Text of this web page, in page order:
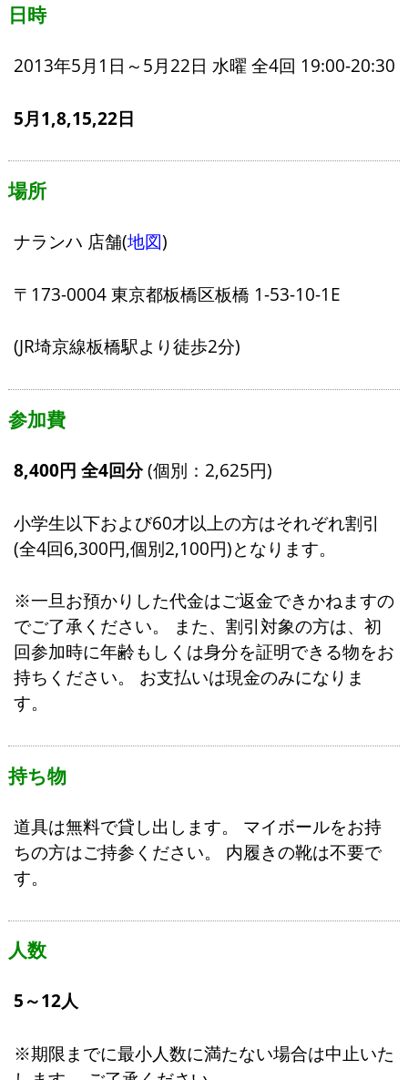
日時
2013年5月1日～5月22日 水曜 全4回 19:00-20:30
5月1,8,15,22日
場所
ナランハ 店舗(地図)
〒173-0004 東京都板橋区板橋 1-53-10-1E
(JR埼京線板橋駅より徒歩2分)
参加費
8,400円 全4回分(個別：2,625円)
小学生以下および60才以上の方はそれぞれ割引
(全4回6,300円,個別2,100円)となります。
※一旦お預かりした代金はご返金できかねますの
でご了承ください。 また、割引対象の方は、初
回参加時に年齢もしくは身分を証明できる物をお
持ちください。 お支払いは現金のみになりま
す。
持ち物
道具は無料で貸し出します。 マイボールをお持
ちの方はご持参ください。 内履きの靴は不要で
す。
人数
5～12人
※期限までに最小人数に満たない場合は中止いた